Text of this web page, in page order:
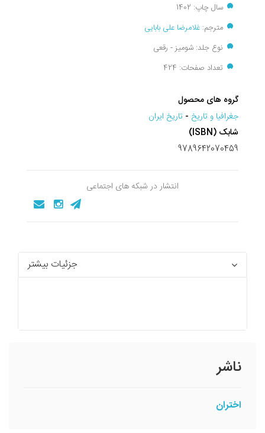
سال چاپ: 1402
مترجم: غلامرضا علی بابایی
نوع جلد: شومیز - رقعی
تعداد صفحات: 424
گروه های محصول
جغرافيا و تاريخ - تاریخ ایران
شابک (ISBN)
9789642070459
انتشار در شبکه های اجتماعی
جزئیات بیشتر
ناشر
اختران